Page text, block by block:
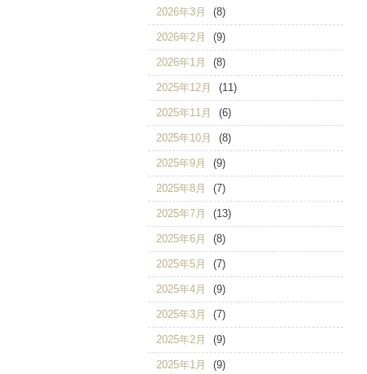
2026年3月 (8)
2026年2月 (9)
2026年1月 (8)
2025年12月 (11)
2025年11月 (6)
2025年10月 (8)
2025年9月 (9)
2025年8月 (7)
2025年7月 (13)
2025年6月 (8)
2025年5月 (7)
2025年4月 (9)
2025年3月 (7)
2025年2月 (9)
2025年1月 (9)